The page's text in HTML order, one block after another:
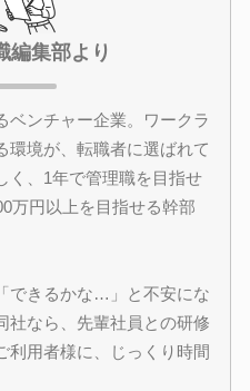
編集部より
ベンチャー企業。ワークラ
環境が、転職者に選ばれて
く、1年で管理職を目指せ
万円以上を目指せる幹部
できるかな…」と不安にな
社なら、先輩社員との研修
利用者様に、じっくり時間